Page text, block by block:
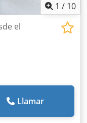
1 / 10
el
Llamar